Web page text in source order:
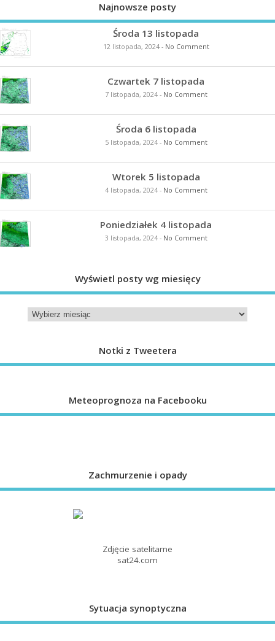
Najnowsze posty
Środa 13 listopada
12 listopada, 2024- No Comment
Czwartek 7 listopada
7 listopada, 2024- No Comment
Środa 6 listopada
5 listopada, 2024- No Comment
Wtorek 5 listopada
4 listopada, 2024- No Comment
Poniedziałek 4 listopada
3 listopada, 2024- No Comment
Wyświetl posty wg miesięcy
Notki z Tweetera
Meteoprognoza na Facebooku
Zachmurzenie i opady
Zdjęcie satelitarne
sat24.com
Sytuacja synoptyczna